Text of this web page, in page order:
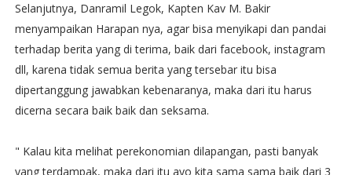
Selanjutnya, Danramil Legok, Kapten Kav M. Bakir
menyampaikan Harapan nya, agar bisa menyikapi dan pandai
terhadap berita yang di terima, baik dari facebook, instagram
dll, karena tidak semua berita yang tersebar itu bisa
dipertanggung jawabkan kebenaranya, maka dari itu harus
dicerna secara baik baik dan seksama.
" Kalau kita melihat perekonomian dilapangan, pasti banyak
yang terdampak, maka dari itu ayo kita sama sama baik dari 3